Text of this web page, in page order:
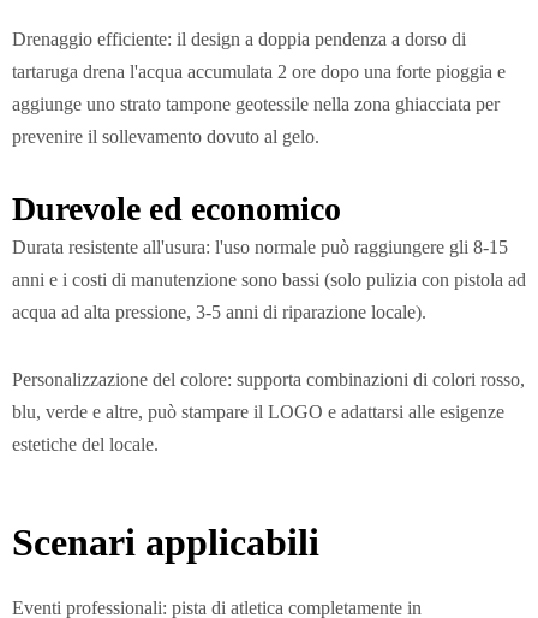
Drenaggio efficiente: il design a doppia pendenza a dorso di
tartaruga drena l'acqua accumulata 2 ore dopo una forte pioggia e
aggiunge uno strato tampone geotessile nella zona ghiacciata per
prevenire il sollevamento dovuto al gelo.
Durevole ed economico
Durata resistente all'usura: l'uso normale può raggiungere gli 8-15
anni e i costi di manutenzione sono bassi (solo pulizia con pistola ad
acqua ad alta pressione, 3-5 anni di riparazione locale).
Personalizzazione del colore: supporta combinazioni di colori rosso,
blu, verde e altre, può stampare il LOGO e adattarsi alle esigenze
estetiche del locale.
Scenari applicabili
Eventi professionali: pista di atletica completamente in